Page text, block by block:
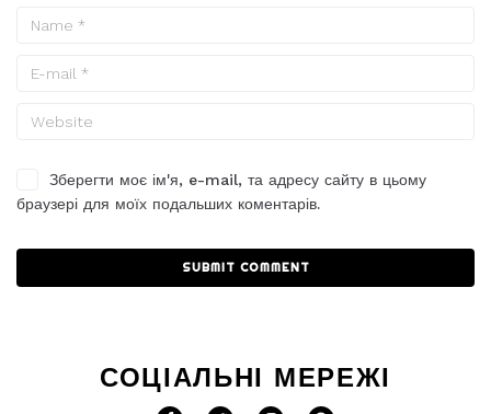
Зберегти моє ім'я, e-mail, та адресу сайту в цьому
браузері для моїх подальших коментарів.
СОЦІАЛЬНІ МЕРЕЖІ